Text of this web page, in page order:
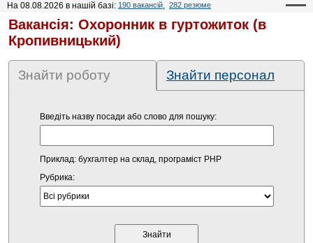
На 08.08.2026 в нашій базі: 190 вакансій, 282 резюме
Вакансія: Охоронник в гуртожиток (в
Кропивницький)
Знайти роботу Знайти персонал
Введіть назву посади або слово для пошуку:
Приклад: бухгалтер на склад, програміст PHP
Рубрика: